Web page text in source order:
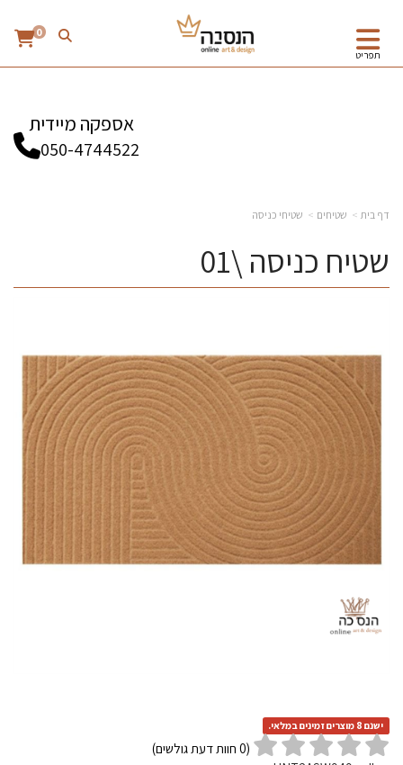
תפריט
0
אספקה מיידית
050-4744522
דף בית שטיחים שטיחי כניסה
שטיח כניסה \01
ישנם 8 מוצרים זמינים במלאי.
(
0 חוות דעת גולשים)